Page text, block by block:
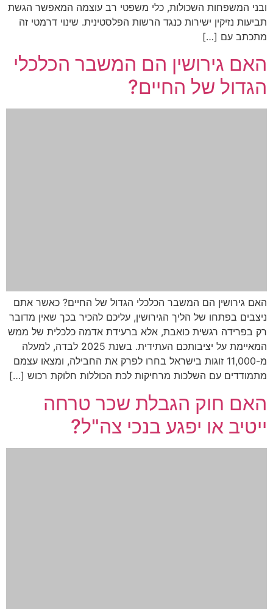
ובני המשפחות השכולות, כלי משפטי רב עוצמה המאפשר הגשת
תביעות נזיקין ישירות כנגד הרשות הפלסטינית. שינוי דרמטי זה
מתכתב עם […]
האם גירושין הם המשבר הכלכלי
הגדול של החיים?
האם גירושין הם המשבר הכלכלי הגדול של החיים? כאשר אתם
ניצבים בפתחו של הליך הגירושין, עליכם להכיר בכך שאין מדובר
רק בפרידה רגשית כואבת, אלא ברעידת אדמה כלכלית של ממש
המאיימת על יציבותכם העתידית. בשנת 2025 לבדה, למעלה
מ-11,000 זוגות בישראל בחרו לפרק את החבילה, ומצאו עצמם
מתמודדים עם השלכות מרחיקות לכת הכוללות חלוקת רכוש […]
האם חוק הגבלת שכר טרחה
ייטיב או יפגע בנכי צה"ל?